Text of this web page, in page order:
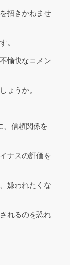
招きかねませ
。
愉快なコメン
ょうか。
、信頼関係を
ナスの評価を
嫌われたくな
れるのを恐れ